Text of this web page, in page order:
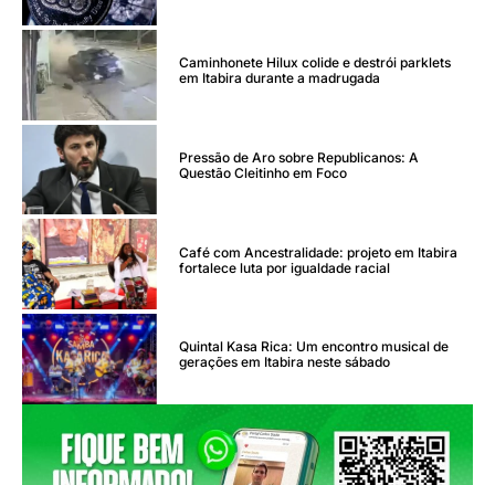
Caminhonete Hilux colide e destrói parklets
em Itabira durante a madrugada
Pressão de Aro sobre Republicanos: A
Questão Cleitinho em Foco
Café com Ancestralidade: projeto em Itabira
fortalece luta por igualdade racial
Quintal Kasa Rica: Um encontro musical de
gerações em Itabira neste sábado